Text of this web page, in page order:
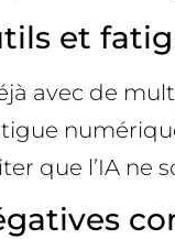
et
avec de
que l’IA ne